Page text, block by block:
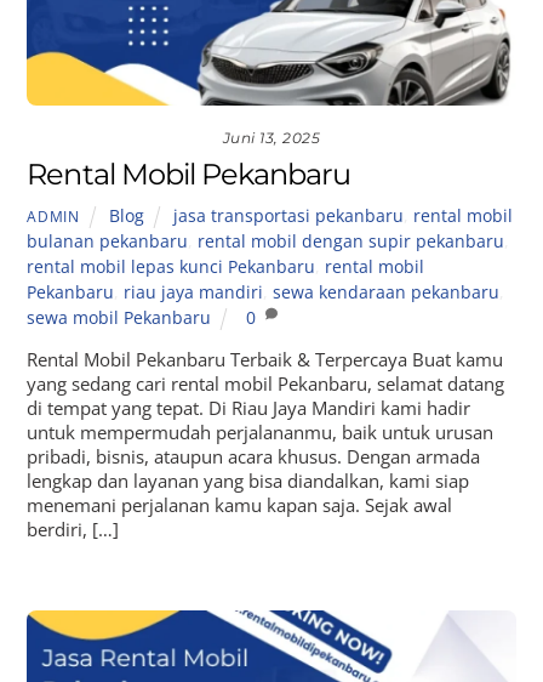
Juni 13, 2025
Rental Mobil Pekanbaru
ADMIN Blog jasa transportasi pekanbaru rental mobil
bulanan pekanbaru rental mobil dengan supir pekanbaru
rental mobil lepas kunci Pekanbaru rental mobil
Pekanbaru riau jaya mandiri ,sewa kendaraan pekanbaru
sewa mobil Pekanbaru
0
Rental Mobil Pekanbaru Terbaik & Terpercaya Buat kamu
yang sedang cari rental mobil Pekanbaru, selamat datang
di tempat yang tepat. Di Riau Jaya Mandiri kami hadir
untuk mempermudah perjalananmu, baik untuk urusan
pribadi, bisnis, ataupun acara khusus. Dengan armada
lengkap dan layanan yang bisa diandalkan, kami siap
menemani perjalanan kamu kapan saja. Sejak awal
berdiri, […]